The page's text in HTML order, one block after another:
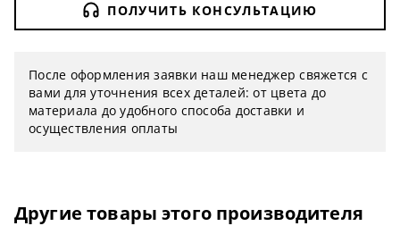
ПОЛУЧИТЬ КОНСУЛЬТАЦИЮ
После оформления заявки наш менеджер свяжется с
вами для уточнения всех деталей: от цвета до
материала до удобного способа доставки и
осуществления оплаты
Другие товары этого производителя